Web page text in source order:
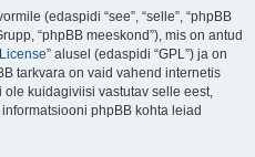
(edaspidi “see”, “selle”, “phpBB
“phpBB meeskond”), mis on antud
” alusel (edaspidi “GPL”) ja on
tarkvara on vaid vahend internetis
kuidagiviisi vastutav selle eest,
phpBB kohta leiad